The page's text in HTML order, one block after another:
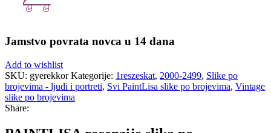
Jamstvo povrata novca u 14 dana
Add to wishlist
SKU: gyerekkorKategorije: 1reszeskat, 2000-2499, Slike po
brojevima - ljudi i portreti, Svi PaintLisa slike po brojevima, Vintage
slike po brojevima
Share: